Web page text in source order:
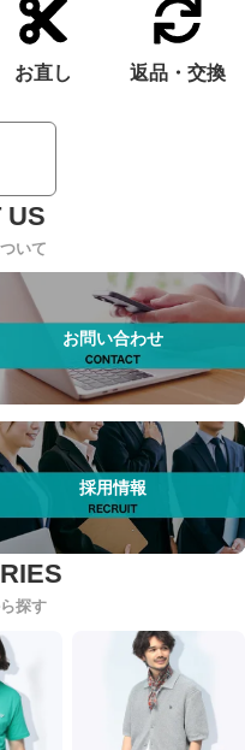
お直し 返品・交換
いて
お問い合わせ
採用情報
探す